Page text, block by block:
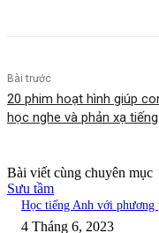
Bài trước
20 phim hoạt hình giúp
học nghe và phản xạ
Bài viết cùng chuyên mục
Sưu tầm
Học tiếng Anh với phương
4 Tháng 6, 2023